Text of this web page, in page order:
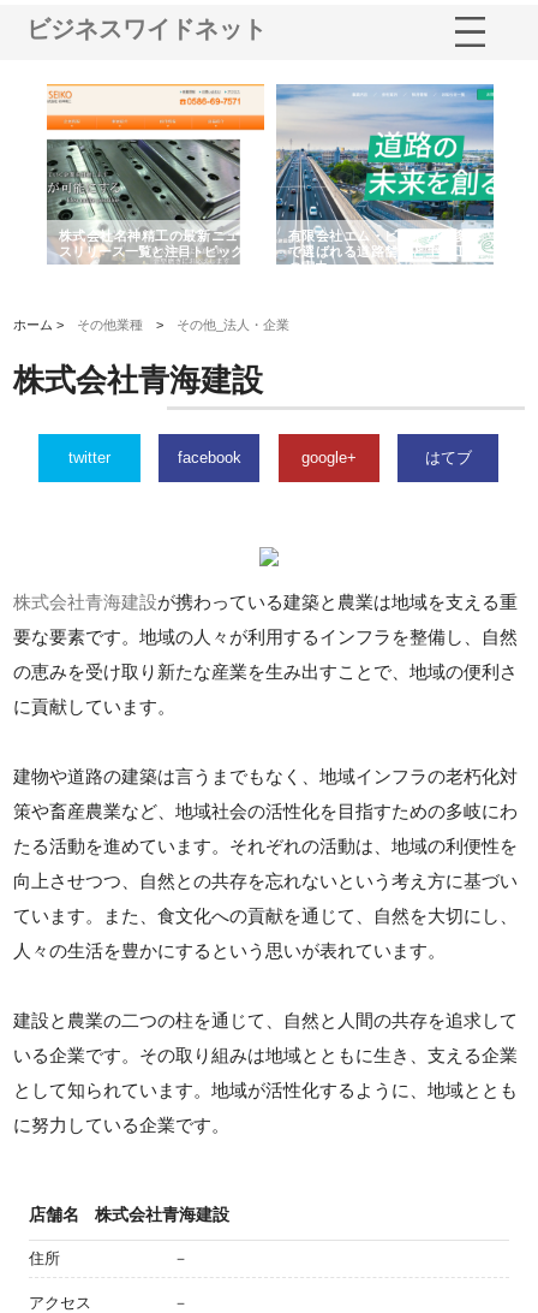
ビジネスワイドネット
株式会社名神精工の最新ニュー
スリリース一覧と注目トピック
有限会社エム・ビルドが南多摩
で選ばれる道路舗装と土木工事
の実力
ホーム > その他業種 > その他_法人・企業
株式会社青海建設
twitter facebook google+ はてブ
株式会社青海建設が携わっている建築と農業は地域を支える重
要な要素です。地域の人々が利用するインフラを整備し、自然
の恵みを受け取り新たな産業を生み出すことで、地域の便利さ
に貢献しています。
建物や道路の建築は言うまでもなく、地域インフラの老朽化対
策や畜産農業など、地域社会の活性化を目指すための多岐にわ
たる活動を進めています。それぞれの活動は、地域の利便性を
向上させつつ、自然との共存を忘れないという考え方に基づい
ています。また、食文化への貢献を通じて、自然を大切にし、
人々の生活を豊かにするという思いが表れています。
建設と農業の二つの柱を通じて、自然と人間の共存を追求して
いる企業です。その取り組みは地域とともに生き、支える企業
として知られています。地域が活性化するように、地域ととも
に努力している企業です。
店舗名 株式会社青海建設
住所 －
アクセス －